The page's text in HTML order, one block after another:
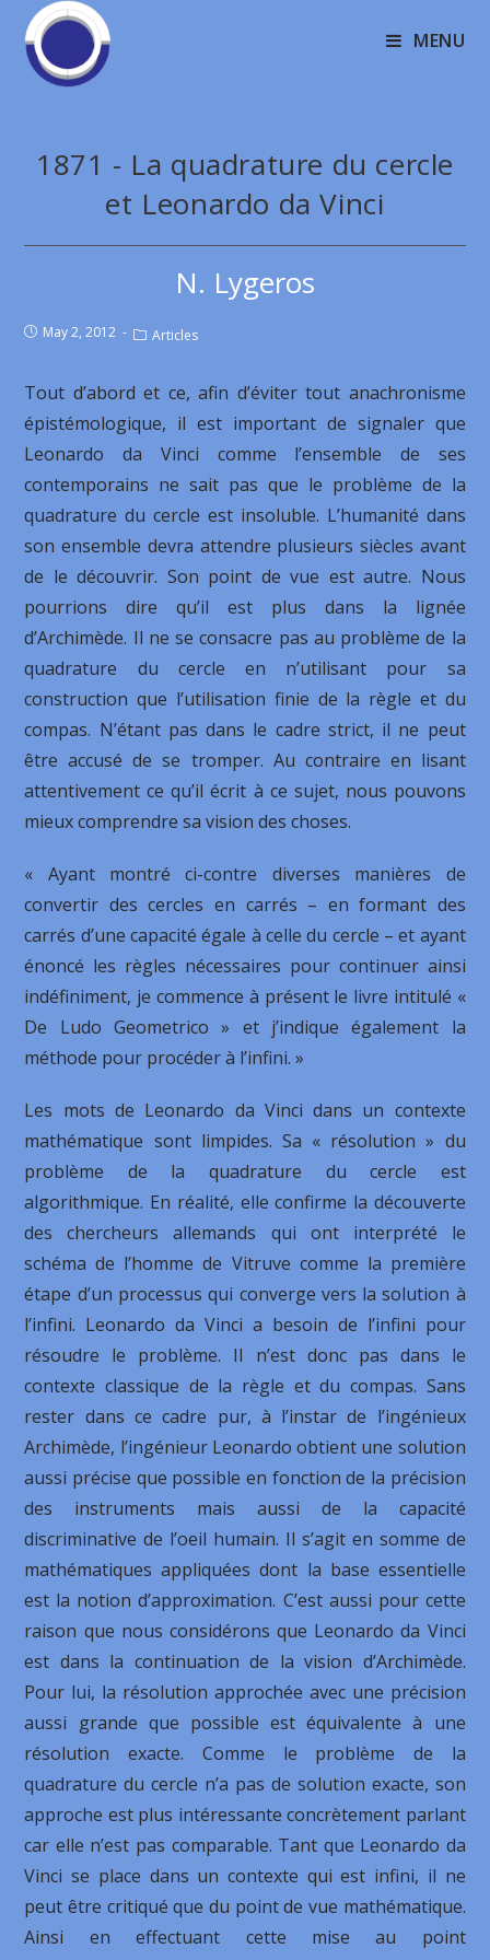
MENU
1871 - La quadrature du cercle
et Leonardo da Vinci
N. Lygeros
May 2, 2012 Articles
Tout d’abord et ce, afin d’éviter tout anachronisme
épistémologique, il est important de signaler que
Leonardo da Vinci comme l’ensemble de ses
contemporains ne sait pas que le problème de la
quadrature du cercle est insoluble. L’humanité dans
son ensemble devra attendre plusieurs siècles avant
de le découvrir. Son point de vue est autre. Nous
pourrions dire qu’il est plus dans la lignée
d’Archimède. Il ne se consacre pas au problème de la
quadrature du cercle en n’utilisant pour sa
construction que l’utilisation finie de la règle et du
compas. N’étant pas dans le cadre strict, il ne peut
être accusé de se tromper. Au contraire en lisant
attentivement ce qu’il écrit à ce sujet, nous pouvons
mieux comprendre sa vision des choses.
« Ayant montré ci-contre diverses manières de
convertir des cercles en carrés – en formant des
carrés d’une capacité égale à celle du cercle – et ayant
énoncé les règles nécessaires pour continuer ainsi
indéfiniment, je commence à présent le livre intitulé «
De Ludo Geometrico » et j’indique également la
méthode pour procéder à l’infini. »
Les mots de Leonardo da Vinci dans un contexte
mathématique sont limpides. Sa « résolution » du
problème de la quadrature du cercle est
algorithmique. En réalité, elle confirme la découverte
des chercheurs allemands qui ont interprété le
schéma de l’homme de Vitruve comme la première
étape d’un processus qui converge vers la solution à
l’infini. Leonardo da Vinci a besoin de l’infini pour
résoudre le problème. Il n’est donc pas dans le
contexte classique de la règle et du compas. Sans
rester dans ce cadre pur, à l’instar de l’ingénieux
Archimède, l’ingénieur Leonardo obtient une solution
aussi précise que possible en fonction de la précision
des instruments mais aussi de la capacité
discriminative de l’oeil humain. Il s’agit en somme de
mathématiques appliquées dont la base essentielle
est la notion d’approximation. C’est aussi pour cette
raison que nous considérons que Leonardo da Vinci
est dans la continuation de la vision d’Archimède.
Pour lui, la résolution approchée avec une précision
aussi grande que possible est équivalente à une
résolution exacte. Comme le problème de la
quadrature du cercle n’a pas de solution exacte, son
approche est plus intéressante concrètement parlant
car elle n’est pas comparable. Tant que Leonardo da
Vinci se place dans un contexte qui est infini, il ne
peut être critiqué que du point de vue mathématique.
Ainsi en effectuant cette mise au point